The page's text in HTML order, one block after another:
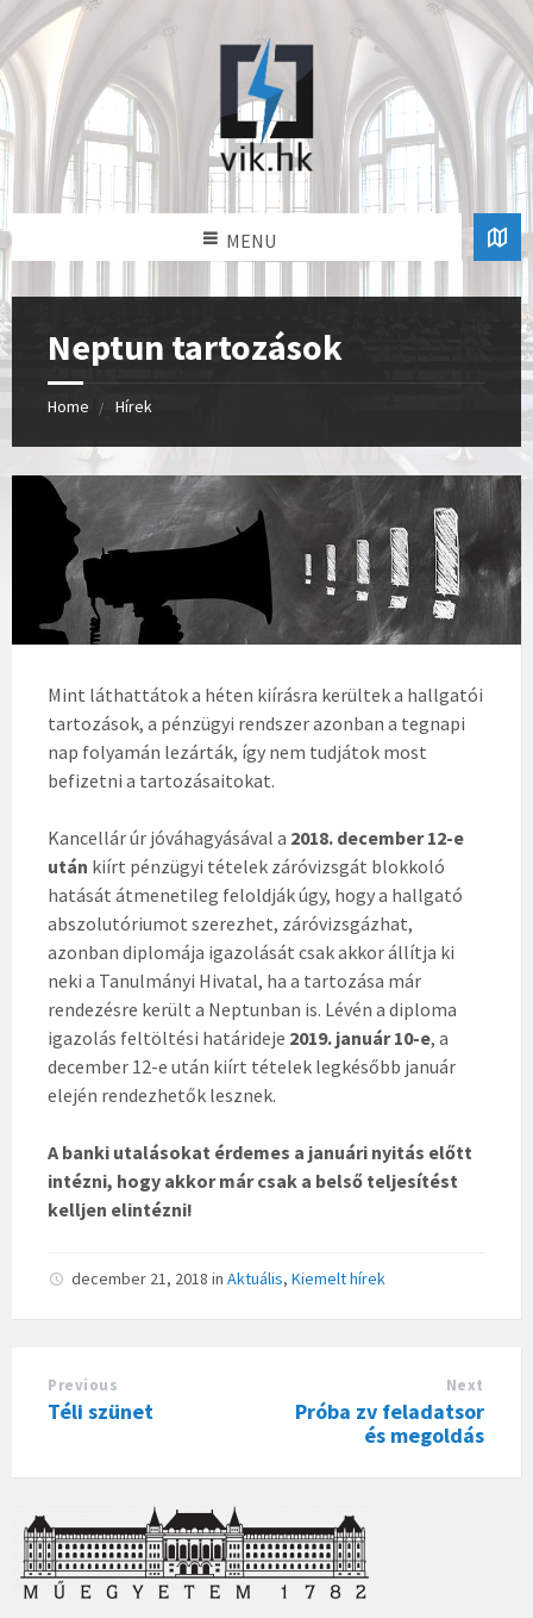
MENU
Neptun tartozások
Home Hírek
Mint láthattátok a héten kiírásra kerültek a hallgatói
tartozások, a pénzügyi rendszer azonban a tegnapi
nap folyamán lezárták, így nem tudjátok most
befizetni a tartozásaitokat.
Kancellár úr jóváhagyásával a 2018. december 12-e
után kiírt pénzügyi tételek záróvizsgát blokkoló
hatását átmenetileg feloldják úgy, hogy a hallgató
abszolutóriumot szerezhet, záróvizsgázhat,
azonban diplomája igazolását csak akkor állítja ki
neki a Tanulmányi Hivatal, ha a tartozása már
rendezésre került a Neptunban is. Lévén a diploma
igazolás feltöltési határideje 2019. január 10-e, a
december 12-e után kiírt tételek legkésőbb január
elején rendezhetők lesznek.
A banki utalásokat érdemes a januári nyitás előtt
intézni, hogy akkor már csak a belső teljesítést
kelljen elintézni!
december 21, 2018 in Aktuális, Kiemelt hírek
Previous
Téli szünet
Next
Próba zv feladatsor
és megoldás